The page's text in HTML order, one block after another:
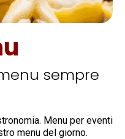
sempre
Menu per eventi
menu del giorno.